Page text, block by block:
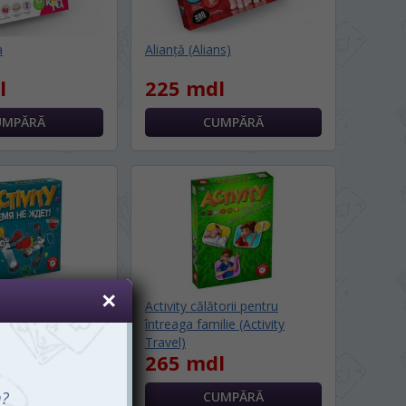
Alianţă (Alians)
225 mdl
Activity călătorii pentru
întreaga familie (Activity
Travel)
265 mdl